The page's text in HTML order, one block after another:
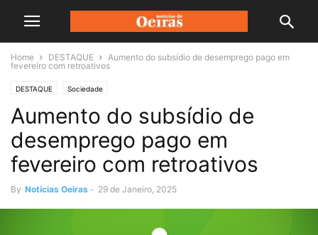
Home DESTAQUE
Aumento do subsídio de desemprego pago em
fevereiro com retroativos
DESTAQUE Sociedade
Aumento do subsídio de
desemprego pago em
fevereiro com retroativos
By Notícias Oeiras - 29 de Janeiro, 2025